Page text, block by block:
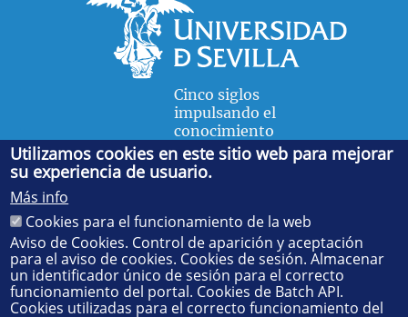
Cinco siglos
impulsando el
conocimiento
FACULTAD DE FÍSICA
Avda. de la Reina Mercedes, s/n. 41012 Sevilla. Tel.:
55 28 91. Administración:administradorfisica@us.es
Secretaría:jsecfisi@us.es- Decanato:ffisaog@us.es
Utilizamos cookies en este sitio web para mejorar
su experiencia de usuario.
Más info
Cookies para el funcionamiento de la web
Aviso de Cookies. Control de aparición y aceptación
para el aviso de cookies. Cookies de sesión. Almacenar
un identificador único de sesión para el correcto
funcionamiento del portal. Cookies de Batch API.
Cookies utilizadas para el correcto funcionamiento del